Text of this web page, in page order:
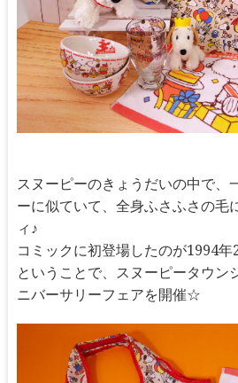
スヌーピーのきょうだいの中で、
ーに似ていて、全身ふさふさの毛
ィ♪
コミックに初登場したのが1994年
ということで、スヌーピータウン
ニバーサリーフェアを開催☆